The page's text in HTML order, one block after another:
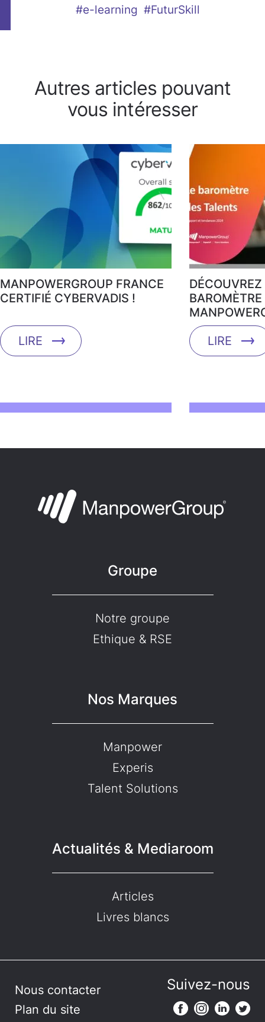
#e-learning #FuturSkill
Autres articles pouvant
vous intéresser
MANPOWERGROUP FRANCE
CERTIFIÉ CYBERVADIS !
LIRE
DÉCOUVREZ
LIRE
Groupe
Notre groupe
Ethique & RSE
Nos Marques
Manpower
Experis
Talent Solutions
Actualités & Mediaroom
Articles
Livres blancs
Nous contacter
Plan du site
Suivez-nous